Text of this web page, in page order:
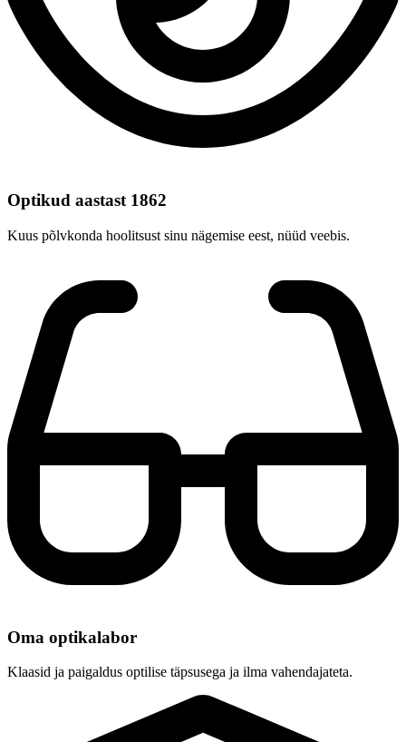
Optikud aastast 1862
Kuus põlvkonda hoolitsust sinu nägemise eest, nüüd veebis.
Oma optikalabor
Klaasid ja paigaldus optilise täpsusega ja ilma vahendajateta.